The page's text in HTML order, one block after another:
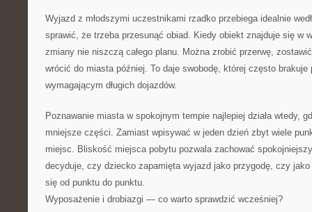
Wyjazd z młodszymi uczestnikami rzadko przebiega idealnie
sprawić, że trzeba przesunąć obiad. Kiedy obiekt znajduje się w
zmiany nie niszczą całego planu. Można zrobić przerwę,
wrócić do miasta później. To daje swobodę, której często brakuje
wymagającym długich dojazdów.
Poznawanie miasta w spokojnym tempie najlepiej działa wtedy,
mniejsze części. Zamiast wpisywać w jeden dzień zbyt wiele
miejsc. Bliskość miejsca pobytu pozwala zachować
decyduje, czy dziecko zapamięta wyjazd jako przygodę, czy
się od punktu do punktu.
Wyposażenie i drobiazgi — co warto sprawdzić wcześniej?